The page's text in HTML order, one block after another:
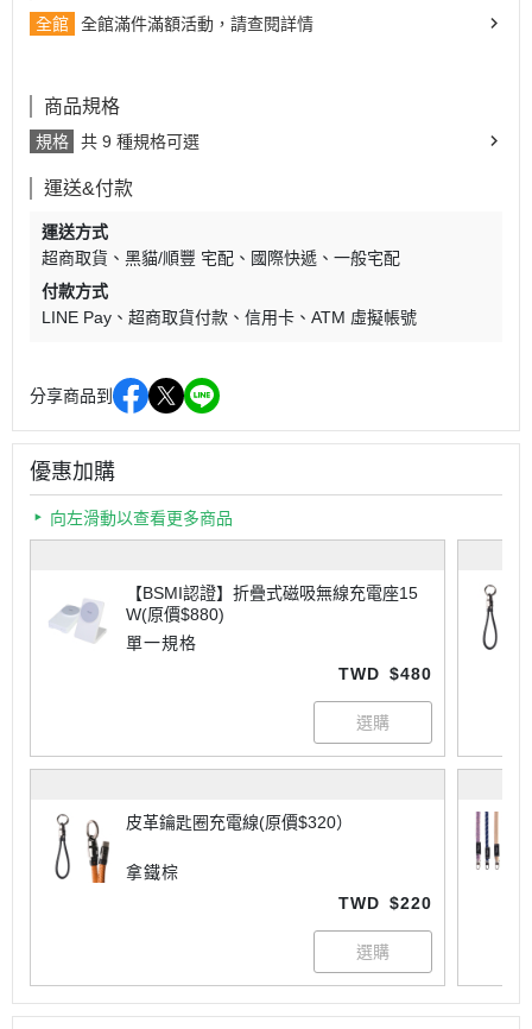
全館 全館滿件滿額活動，請查閱詳情
商品規格
規格 共 9 種規格可選
運送&付款
運送方式
超商取貨
黑貓/順豐 宅配 國際快遞
一般宅配
付款方式
LINE Pay
超商取貨付款 信用卡 ATM 虛擬帳號
分享商品到
優惠加購
向左滑動以查看更多商品
【BSMI認證】折疊式磁吸無線充電座15
W(原價$880)
單一規格
TWD $480
皮革鑰匙圈充電線(原價$320）
拿鐵棕
TWD $220